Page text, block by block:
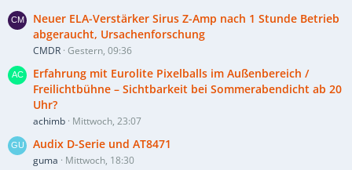
Neuer ELA-Verstärker Sirus Z-Amp nach 1 Stunde Betrieb
abgeraucht, Ursachenforschung
CMDR Gestern, 09:36
Erfahrung mit Eurolite Pixelballs im Außenbereich /
Freilichtbühne – Sichtbarkeit bei Sommerabendicht ab 20
Uhr?
achimb Mittwoch, 23:07
Audix D-Serie und AT8471
guma Mittwoch, 18:30